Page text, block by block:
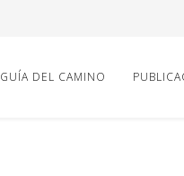
GUÍA DEL CAMINO